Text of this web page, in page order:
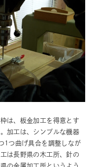
は、板金加工を得意とす
加工は、シンプルな機器
1つ曲げ具合を調整しなが
は長野県の木工所、針の